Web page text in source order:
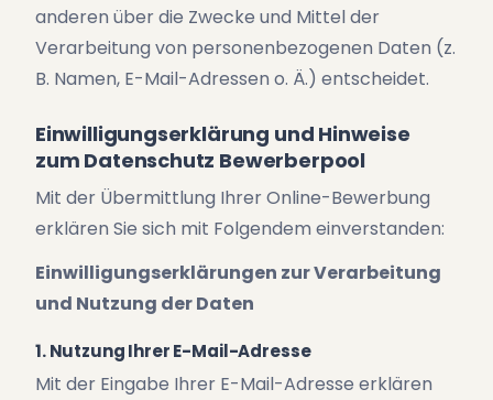
anderen über die Zwecke und Mittel der
Verarbeitung von personenbezogenen Daten (z.
B. Namen, E-Mail-Adressen o. Ä.) entscheidet.
Einwilligungserklärung und Hinweise
zum Datenschutz Bewerberpool
Mit der Übermittlung Ihrer Online-Bewerbung
erklären Sie sich mit Folgendem einverstanden:
Einwilligungserklärungen zur Verarbeitung
und Nutzung der Daten
1. Nutzung Ihrer E-Mail-Adresse
Mit der Eingabe Ihrer E-Mail-Adresse erklären